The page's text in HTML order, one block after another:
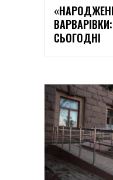
СЬОГОДНІ